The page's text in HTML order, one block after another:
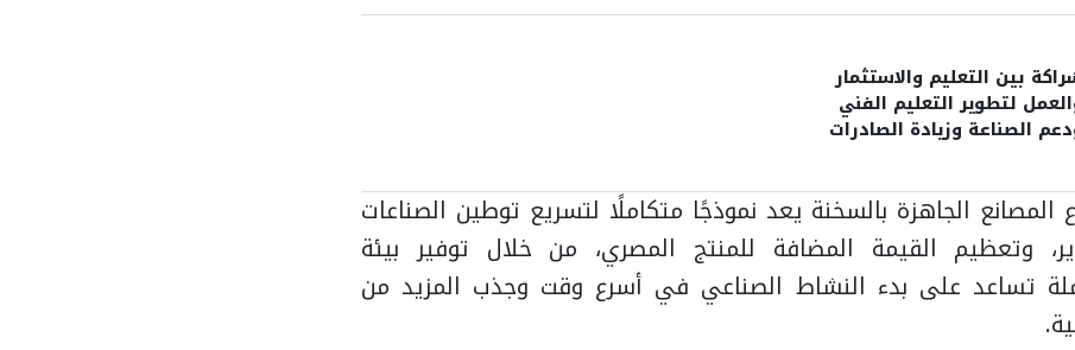
بين التعليم والاستثمار
لتطوير التعليم الفني
الصناعة وزيادة الصادرات
الجاهزة بالسخنة يعد نموذجًا متكاملًا لتسريع توطين الصناعات
وتعظيم القيمة المضافة للمنتج المصري، من خلال توفير بيئة
تساعد على بدء النشاط الصناعي في أسرع وقت وجذب المزيد من